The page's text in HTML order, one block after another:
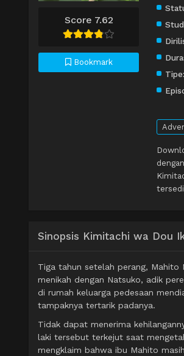
Score 7.62
Bookmark
Tipe:
Sinopsis Kimitachi wa Dou
Tiga tahun setelah perang, Mahito
menikah dengan Natsuko, adik
di rumah keluarga pedesaan
tampaknya tertarik padanya.
Tidak dapat menerima
laki tersebut terkejut saat
mengklaim bahwa ibu Mahito